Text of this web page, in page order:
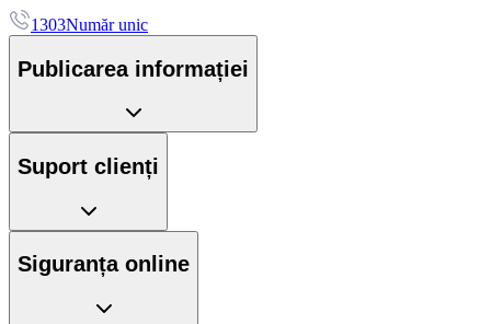
1303Număr unic
Publicarea informației
Suport clienți
Siguranța online